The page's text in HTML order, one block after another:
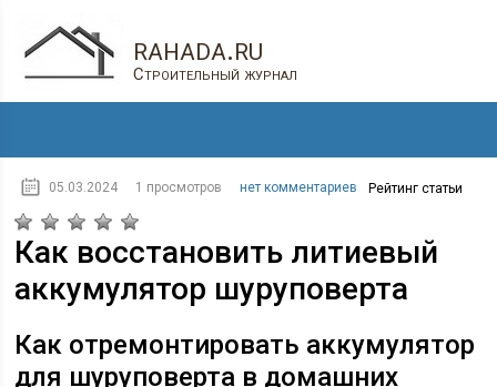
rahada.ru
Строительный журнал
05.03.2024 1 просмотров нет комментариев Рейтинг статьи
Как восстановить литиевый
аккумулятор шуруповерта
Как отремонтировать аккумулятор
для шуруповерта в домашних